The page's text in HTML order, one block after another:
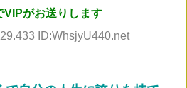
VIPがお送りします
ID:WhsjyU440.net